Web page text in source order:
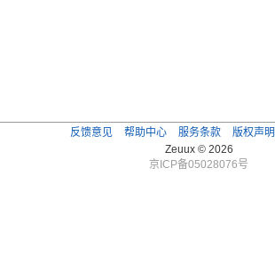
反馈意见 帮助中心 服务条款 版权声明
Zeuux © 2026
京ICP备05028076号